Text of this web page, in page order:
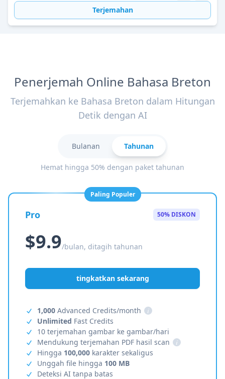
Terjemahan
Penerjemah Online Bahasa Breton
Terjemahkan ke Bahasa Breton dalam Hitungan
Detik dengan AI
Bulanan Tahunan
Hemat hingga 50% dengan paket tahunan
Paling Populer
Pro 50% DISKON
$9.9/bulan, ditagih tahunan
tingkatkan sekarang
1,000 Advanced Credits/month
i
Unlimited Fast Credits
10 terjemahan gambar ke gambar/hari
Mendukung terjemahan PDF hasil scan
i
Hingga 100,000 karakter sekaligus
Unggah file hingga 100 MB
Deteksi AI tanpa batas